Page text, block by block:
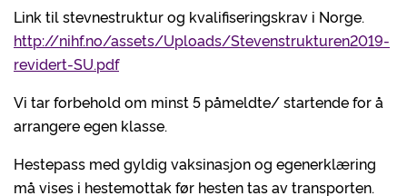
Link til stevnestruktur og kvalifiseringskrav i Norge.
http://nihf.no/assets/Uploads/Stevenstrukturen2019-
revidert-SU.pdf
Vi tar forbehold om minst 5 påmeldte/ startende for å
arrangere egen klasse.
Hestepass med gyldig vaksinasjon og egenerklæring
må vises i hestemottak før hesten tas av transporten.